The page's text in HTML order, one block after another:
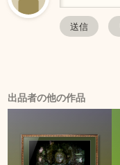
出品者の他の作品